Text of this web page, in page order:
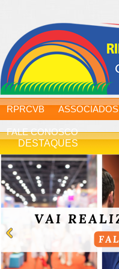
RPRCVB ASSOCIADOS
FALE CONOSCO
DESTAQUES